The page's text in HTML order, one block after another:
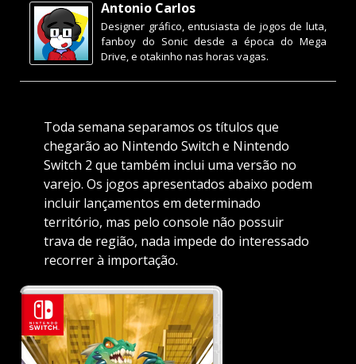
Antonio Carlos
Designer gráfico, entusiasta de jogos de luta,
fanboy do Sonic desde a época do Mega
Drive, e otakinho nas horas vagas.
Toda semana separamos os títulos que
chegarão ao Nintendo Switch e Nintendo
Switch 2 que também inclui uma versão no
varejo. Os jogos apresentados abaixo podem
incluir lançamentos em determinado
território, mas pelo console não possuir
trava de região, nada impede do interessado
recorrer à importação.